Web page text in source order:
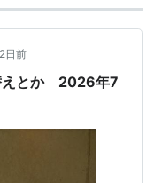
日前
えとか 2026年7